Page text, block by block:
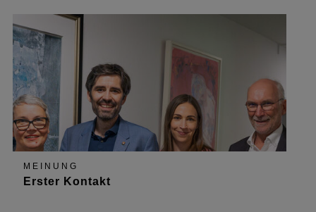
MEINUNG
Erster Kontakt